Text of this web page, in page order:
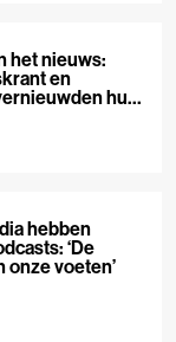
het nieuws:
en
hun
hebben
‘De
onze voeten’